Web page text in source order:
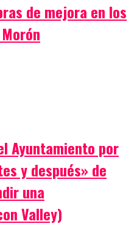
de mejora en los
Ayuntamiento por
y después» de
una
Valley)